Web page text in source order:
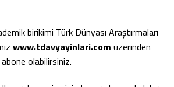
birikimi Türk Dünyası Araştırmaları
www.tdavyayinlari.com üzerinden
olabilirsiniz.